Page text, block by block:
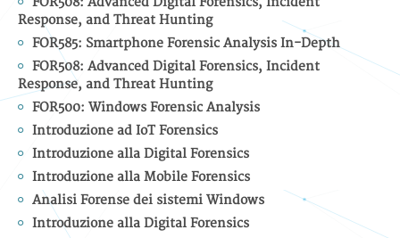
Response, and Threat Hunting
FOR585: Smartphone Forensic Analysis In-Depth
FOR508: Advanced Digital Forensics, Incident
Response, and Threat Hunting
FOR500: Windows Forensic Analysis
Introduzione ad IoT Forensics
Introduzione alla Digital Forensics
Introduzione alla Mobile Forensics
Analisi Forense dei sistemi Windows
Introduzione alla Digital Forensics